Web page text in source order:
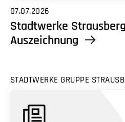
07.07.2026
Stadtwerke
Auszeichnung
STADTWERKE GRUPPE